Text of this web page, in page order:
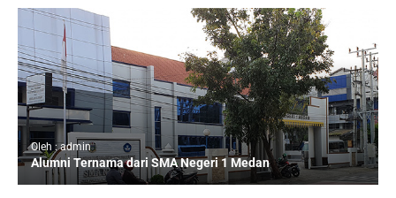
Oleh : admin
Alumni Ternama dari SMA Negeri 1 Medan